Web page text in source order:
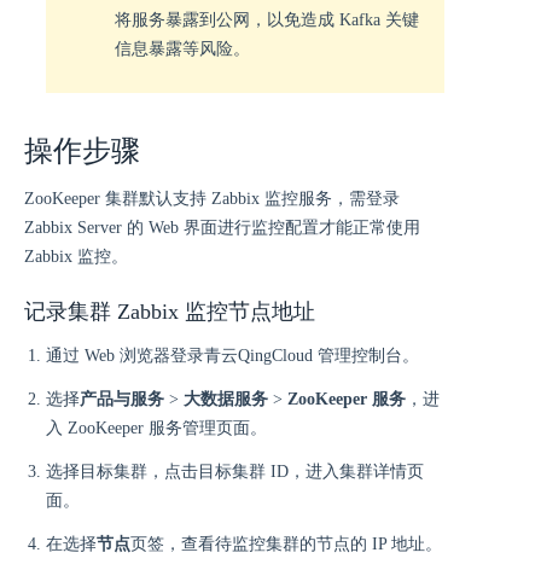
将服务暴露到公网，以免造成 Kafka 关键
信息暴露等风险。
操作步骤
ZooKeeper 集群默认支持 Zabbix 监控服务，需登录
Zabbix Server 的 Web 界面进行监控配置才能正常使用
Zabbix 监控。
记录集群 Zabbix 监控节点地址
通过 Web 浏览器登录青云QingCloud 管理控制台。
选择产品与服务 > 大数据服务 > ZooKeeper 服务 ，进
入 ZooKeeper 服务管理页面。
选择目标集群，点击目标集群 ID，进入集群详情页
面。
在选择节点页签，查看待监控集群的节点的 IP 地址。